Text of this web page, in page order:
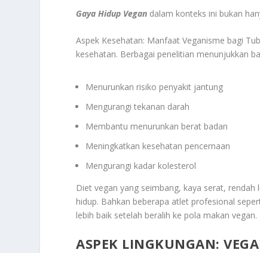
Gaya Hidup Vegan dalam konteks ini bukan
Aspek Kesehatan: Manfaat Veganisme bagi
kesehatan. Berbagai penelitian menunjukkan
Menurunkan risiko penyakit jantung
Mengurangi tekanan darah
Membantu menurunkan berat badan
Meningkatkan kesehatan pencernaan
Mengurangi kadar kolesterol
Diet vegan yang seimbang, kaya serat,
hidup. Bahkan beberapa atlet profesional
lebih baik setelah beralih ke pola makan vegan.
ASPEK LINGKUNGAN: